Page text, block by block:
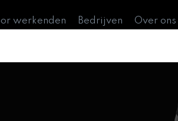
werkenden Bedrijven Over ons